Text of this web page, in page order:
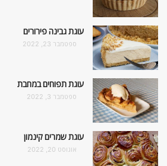
עוגת גבינה פירורים
ספטמבר 23, 2022
עוגת תפוחים במחבת
ספטמבר 3, 2022
עוגת שמרים קינמון
אוגוסט 20, 2022